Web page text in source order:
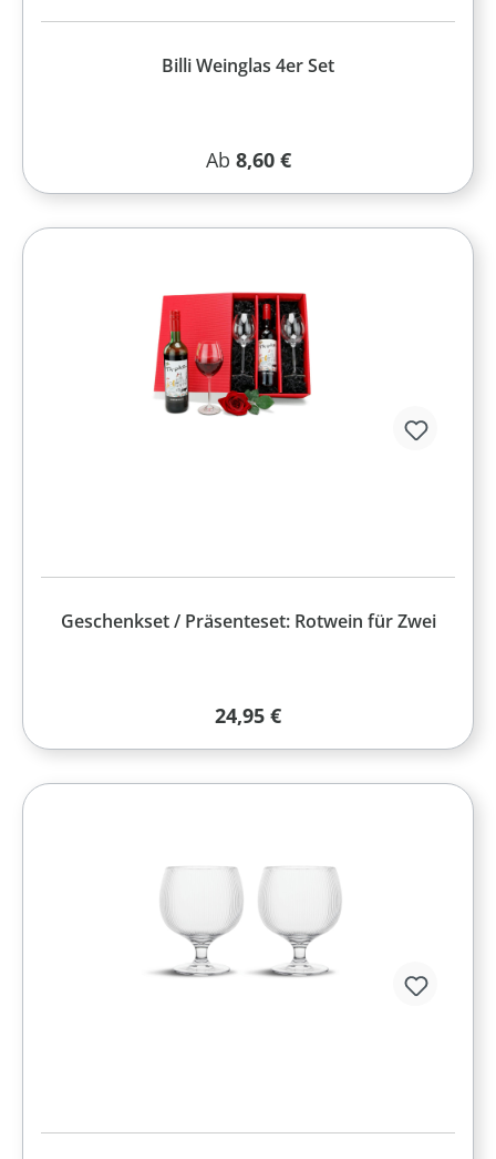
Billi Weinglas 4er Set
Regulärer Preis:
Ab 8,60 €
Geschenkset / Präsenteset: Rotwein für Zwei
Regulärer Preis:
24,95 €